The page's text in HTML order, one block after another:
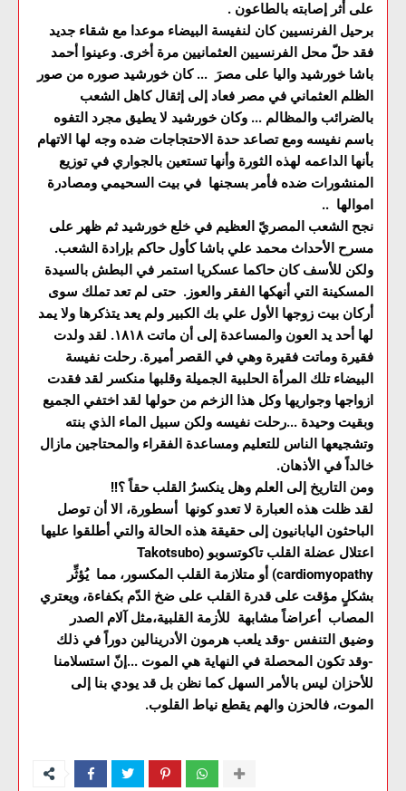
على أثر إصابته بالطاعون .
برحيل الفرنسيين كان لنفيسة البيضاء موعدا مع شقاء جديد
فقد حلّ محل الفرنسيين العثمانيين مرة أخرى. وعينوا أحمد
باشا خورشيد واليا على مصرَ ... كان خورشيد صوره من صور
الظلم العثماني في مصر فعاد إلى إثقال كاهل الشعب
بالضرائب والمظالم ... وكان خورشيد لا يطيق مجرد التفوه
باسم نفيسه ومع تصاعد حدة الاحتجاجات ضده وجه لها الاتهام
بأنها الداعمه لهذه الثورة وأنها تستعين بالجواري في توزيع
المنشورات ضده فأمر بسجنها في بيت السحيمي ومصادرة
اموالها ..
نجح الشعب المصريّ العظيم في خلع خورشيد ثم ظهر على
مسرح الأحداث محمد علي باشا كأول حاكم بإرادة الشعب.
ولكن للأسف كان حاكما عسكريا استمر في البطش بالسيدة
المسكينة التي أنهكها الفقر والعوز. حتى لم تعد تملك سوى
أركان بيت زوجها الأول علي بك الكبير ولم يعد يتذكرها ولا يمد
لها أحد يد العون والمساعدة إلى أن ماتت ١٨١٨. لقد ولدت
فقيرة وماتت فقيرة وهي في القصر أميرة. رحلت نفيسة
البيضاء تلك المرأة الحلبية الجميلة وقلبها منكسر لقد فقدت
ازواجها وجواريها وكل هذا الزخم من حولها لقد اختفي الجميع
وبقيت وحيدة ...رحلت نفيسه ولكن سبيل الماء الذي بنته
وتشجيعها الناس للتعليم ومساعدة الفقراء والمحتاجين مازال
خالداً في الأذهان.
ومن التاريخ إلى العلم وهل ينكسرُ القلب حقاً ؟!!
لقد ظلت هذه العبارة لا تعدو كونها أسطورة، الا أن توصل
الباحثون اليابانيون إلى حقيقة هذه الحالة والتي أطلقوا عليها
اعتلال عضلة القلب تاكوتسوبو (Takotsubo
cardiomyopathy) أو متلازمة القلب المكسور، مما يُؤثِّر
بشكلٍ مؤقت على قدرة القلب على ضخ الدّم بكفاءة، ويعتري
المصاب أعراضاً مشابهة للأزمة القلبية،مثل آلام الصدر
وضيق التنفس -وقد يلعب هرمون الأدرينالين دوراً في ذلك
-وقد تكون المحصلة في النهاية هي الموت ...إنّ استسلامنا
للأحزان ليس بالأمر السهل كما نظن بل قد يودي بنا إلى
الموت، فالحزن والهم يقطع نياط القلوب.